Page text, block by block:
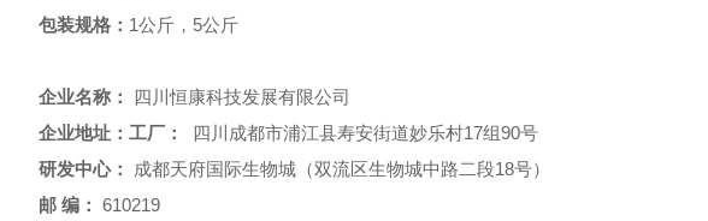
包装规格： 1公斤，5公斤
企业名称：
四川恒康科技发展有限公司
企业地址：工厂：
四川成都市浦江县寿安街道妙乐村17组90号
研发中心：
成都天府国际生物城（双流区生物城中路二段18号）
邮 编： 610219